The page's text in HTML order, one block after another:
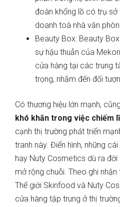
đoàn khổng lồ có trụ sở
doanh toà nhà văn
Beauty Box: Beauty
sự hậu thuẫn của
cửa hàng tại các trung
trọng, nhắm đến đối
Có thương hiệu lớn mạnh,
khó khăn trong việc chiếm
cạnh thị trường phát triển
tranh này. Điển hình, những
hay Nuty Cosmetics dù ra
mở rộng chuỗi. Theo ghi
Thế giới Skinfood và Nuty
cửa hàng tập trung ở thị